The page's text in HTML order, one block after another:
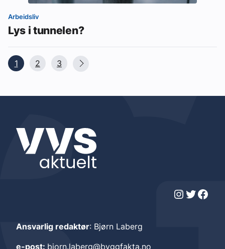
Arbeidsliv
Lys i tunnelen?
1 2 3
Instagram Twitter Facebook
Ansvarlig redaktør: Bjørn Laberg
e-post: bjorn.laberg@byggfakta.no